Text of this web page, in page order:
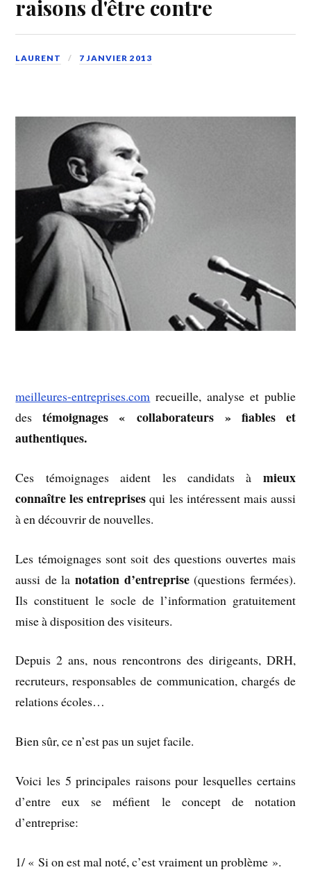
raisons d'être contre
LAURENT 7 JANVIER 2013
meilleures-entreprises.com recueille, analyse et publie
destémoignages « collaborateurs » fiables et
authentiques.
Ces témoignages aident les candidats à mieux
connaître les entreprises qui les intéressent mais aussi
à en découvrir de nouvelles.
Les témoignages sont soit des questions ouvertes mais
aussi de la notation d’entreprise(questions fermées).
Ils constituent le socle de l’information gratuitement
mise à disposition des visiteurs.
Depuis 2 ans, nous rencontrons des dirigeants, DRH,
recruteurs, responsables de communication, chargés de
relations écoles…
Bien sûr, ce n’est pas un sujet facile.
Voici les 5 principales raisons pour lesquelles certains
d’entre eux se méfient le concept de notation
d’entreprise:
1/ « Si on est mal noté, c’est vraiment un problème ».